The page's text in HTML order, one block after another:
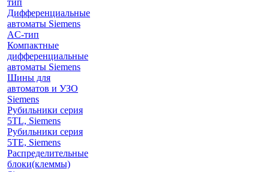
тип
Дифференциальные
автоматы Siemens
AС-тип
Компактные
дифференциальные
автоматы Siemens
Шины для
автоматов и УЗО
Siemens
Рубильники серия
5TL, Siemens
Рубильники серия
5TE, Siemens
Распределительные
блоки(клеммы)